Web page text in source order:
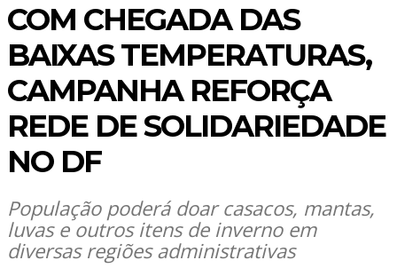
COM CHEGADA DAS
BAIXAS TEMPERATURAS,
CAMPANHA REFORÇA
REDE DE SOLIDARIEDADE
NO DF
População poderá doar casacos, mantas,
luvas e outros itens de inverno em
diversas regiões administrativas